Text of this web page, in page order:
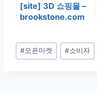
[site] 3D 쇼핑몰 –
brookstone.com
Post
Tags:
#오픈마켓 #소비자